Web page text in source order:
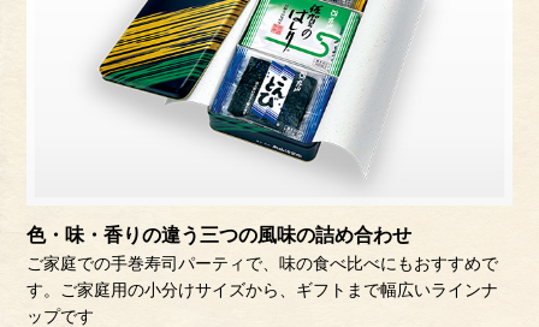
色・味・香りの違う三つの風味の詰め合わせ
ご家庭での手巻寿司パーティで、味の食べ比べにもおすすめで
す。ご家庭用の小分けサイズから、ギフトまで幅広いラインナ
ップです